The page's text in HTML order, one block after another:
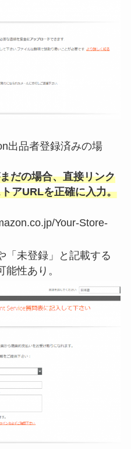
出品者登録済みの場
だの場合、直接リンク
アURLを正確に入力。
Your-Store-
「未登録」と記載する
能性あり。